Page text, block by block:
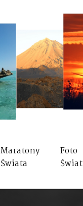
Maratony
Świata
Foto
Świat